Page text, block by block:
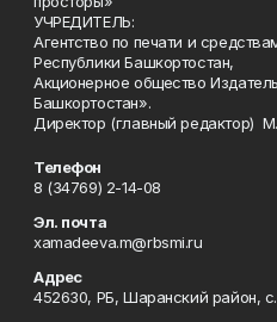
УЧРЕДИТЕЛЬ:
Агентство по печати и
Республики Башкортостан,
Акционерное общество
Башкортостан».
Директор (главный редактор)
Телефон
8 (34769) 2-14-08
Эл. почта
xamadeeva.m@rbsmi.ru
Адрес
452630, РБ, Шаранский район,